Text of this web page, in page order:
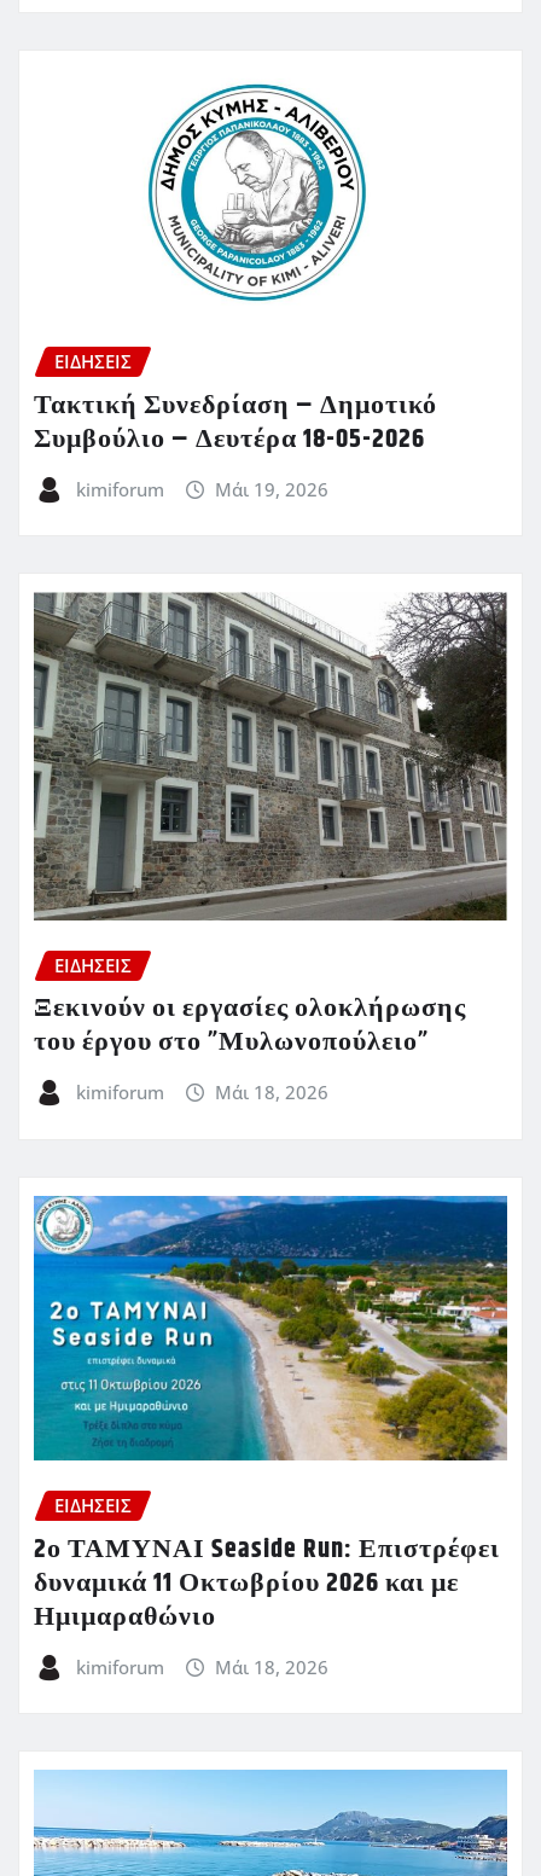
ΕΙΔΗΣΕΙΣ
Τακτική Συνεδρίαση – Δημοτικό
Συμβούλιο – Δευτέρα 18-05-2026
kimiforum Μάι 19, 2026
ΕΙΔΗΣΕΙΣ
Ξεκινούν οι εργασίες ολοκλήρωσης
του έργου στο ”Μυλωνοπούλειο”
kimiforum Μάι 18, 2026
ΕΙΔΗΣΕΙΣ
2ο ΤΑΜΥΝΑΙ Seaside Run: Επιστρέφει
δυναμικά 11 Οκτωβρίου 2026 και με
Ημιμαραθώνιο
kimiforum Μάι 18, 2026